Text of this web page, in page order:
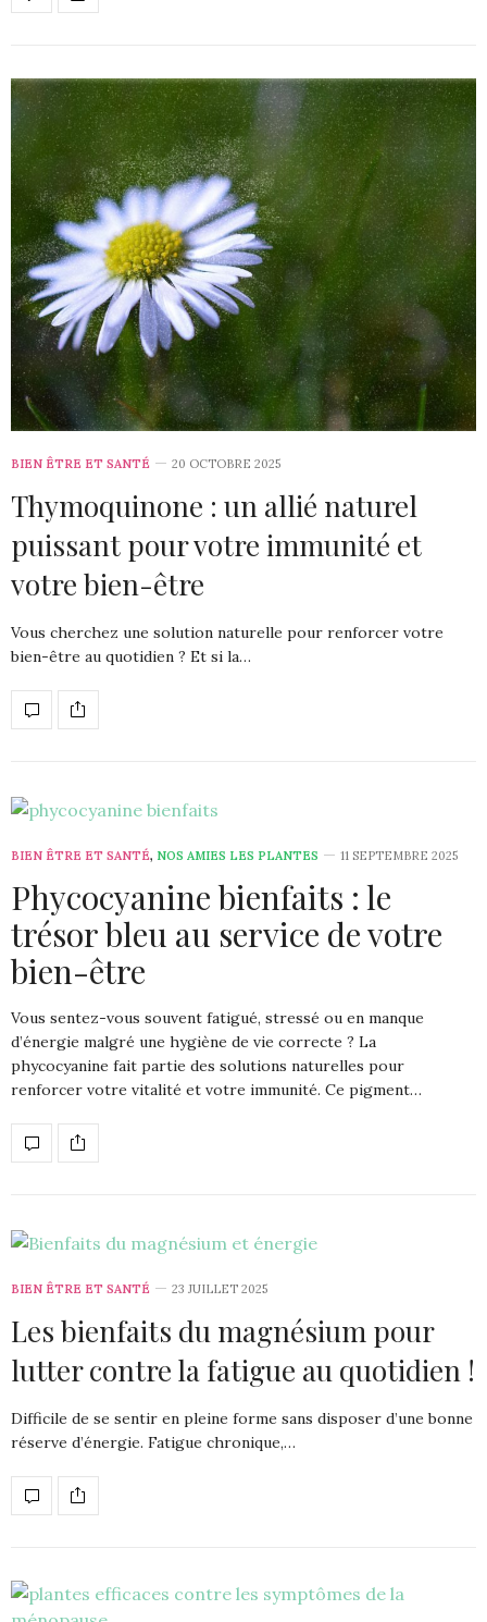
BIEN ÊTRE ET SANTÉ 20 OCTOBRE 2025
Thymoquinone : un allié naturel
puissant pour votre immunité et
votre bien-être
Vous cherchez une solution naturelle pour renforcer votre
bien-être au quotidien ? Et si la…
BIEN ÊTRE ET SANTÉ, NOS AMIES LES PLANTES 11 SEPTEMBRE 2025
Phycocyanine bienfaits : le
trésor bleu au service de votre
bien-être
Vous sentez-vous souvent fatigué, stressé ou en manque
d’énergie malgré une hygiène de vie correcte ? La
phycocyanine fait partie des solutions naturelles pour
renforcer votre vitalité et votre immunité. Ce pigment…
BIEN ÊTRE ET SANTÉ 23 JUILLET 2025
Les bienfaits du magnésium pour
lutter contre la fatigue au quotidien !
Difficile de se sentir en pleine forme sans disposer d’une bonne
réserve d’énergie. Fatigue chronique,…